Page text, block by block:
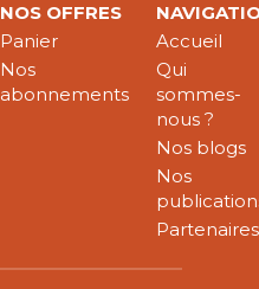
NOS OFFRES
Panier
Nos
abonnements
Accueil
Qui
sommes-
nous ?
Nos blogs
Nos
Partenaires